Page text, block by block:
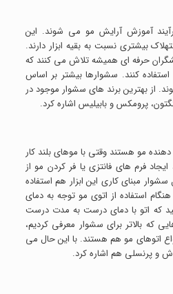
آموزش آرایش مو می شوند. این
بیشتری نسبت به بقیه ابزار دارند.
حرفه ای همیشه تلاش می کنند که
استفاده کنند. سشوارها بیشتر بر اساس
از بهترین برند های سشوار موجود در
پرومکس و بابیلیس اشاره کرد.
مو هستند وقتی با موهای بلند کار
فرم های فانتزی یا فر کردن مو از
مبنای کاری این ابزار هم استفاده
استفاده از اتوی مو توجه به دمای
که اتو با دمای درست به مدت درست
که بالاتر برای سشوار معرفی کردیم،
اتوهای مو هم هستند. با این حال می
و پرنسلی هم اشاره کرد.